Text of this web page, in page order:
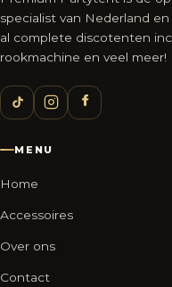
specialist van Nederland
al complete discotenten
rookmachine en veel meer!
MENU
Home
Accessoires
Over ons
Contact